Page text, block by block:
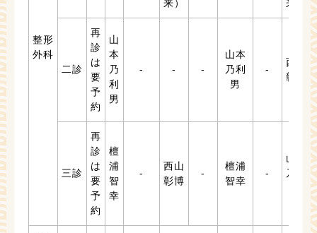
整形
外科
来）
来）
二診
再
診
は
要
予
約
山
本
乃
利
男
- - -
山本
乃利
男
-
西山
彰博
三診
再
診
は
要
予
約
檀
浦
智
幸
-
西山
彰博
-
檀浦
智幸
-
山本
乃利